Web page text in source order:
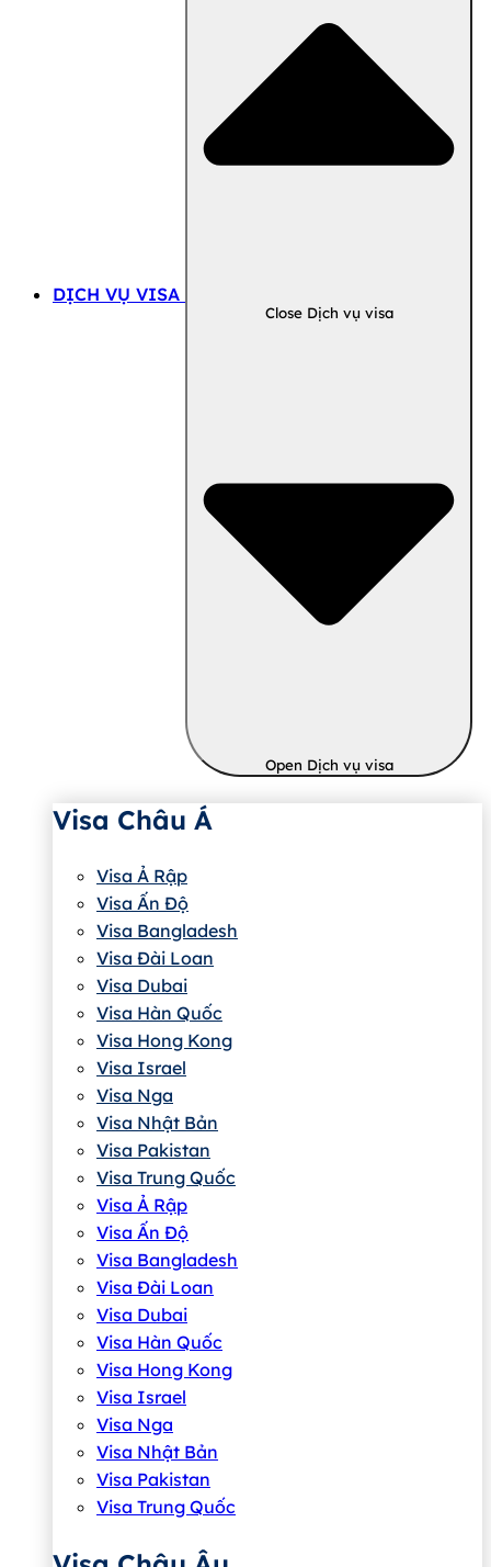
DỊCH VỤ VISA
Close Dịch vụ visa
Open Dịch vụ visa
Visa Châu Á
Visa Ả Rập
Visa Ấn Độ
Visa Bangladesh
Visa Đài Loan
Visa Dubai
Visa Hàn Quốc
Visa Hong Kong
Visa Israel
Visa Nga
Visa Nhật Bản
Visa Pakistan
Visa Trung Quốc
Visa Ả Rập
Visa Ấn Độ
Visa Bangladesh
Visa Đài Loan
Visa Dubai
Visa Hàn Quốc
Visa Hong Kong
Visa Israel
Visa Nga
Visa Nhật Bản
Visa Pakistan
Visa Trung Quốc